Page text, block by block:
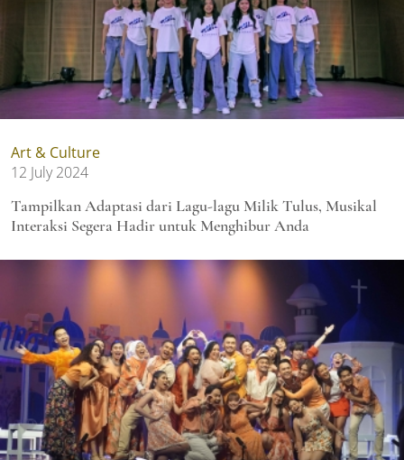
Art & Culture
12 July 2024
Tampilkan Adaptasi dari Lagu-lagu Milik Tulus, Musikal
Interaksi Segera Hadir untuk Menghibur Anda